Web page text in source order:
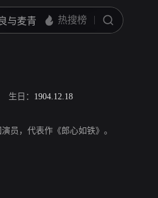
生日： 1904.12.18
员，代表作《郎心如铁》。